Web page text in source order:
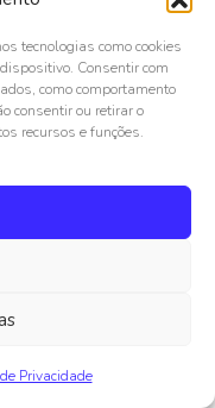
tecnologias como cookies
Consentir com
como comportamento
consentir ou retirar o
recursos e funções.
Privacidade